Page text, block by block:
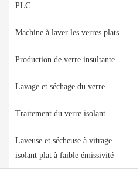
PLC
Machine à laver les verres plats
Production de verre insultante
Lavage et séchage du verre
Traitement du verre isolant
Laveuse et sécheuse à vitrage
isolant plat à faible émissivité